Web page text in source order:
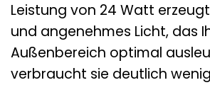
Leistung von 24 Watt
und angenehmes Licht, das
Außenbereich optimal
verbraucht sie deutlich